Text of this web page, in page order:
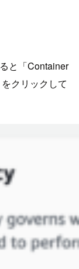
と「Container
クリックして